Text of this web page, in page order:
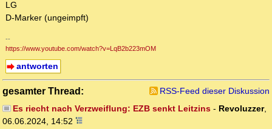
LG
D-Marker (ungeimpft)
--
https://www.youtube.com/watch?v=LqB2b223mOM
antworten
gesamter Thread:
RSS-Feed dieser Diskussion
Es riecht nach Verzweiflung: EZB senkt Leitzins- Revoluzzer,
06.06.2024, 14:52